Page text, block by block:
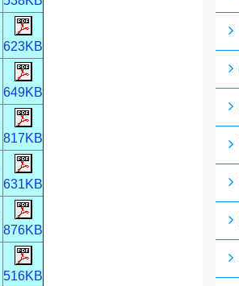
623KB
649KB
817KB
631KB
876KB
516KB